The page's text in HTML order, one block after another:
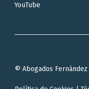
YouTube
© Abogados Fernández